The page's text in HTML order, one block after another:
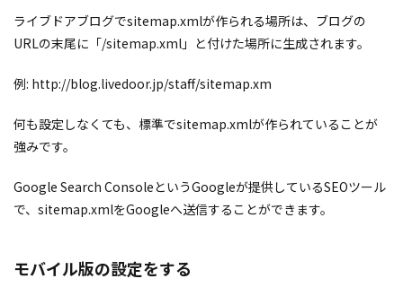
ライブドアブログでsitemap.xmlが作られる場所は、ブログの
URLの末尾に「/sitemap.xml」と付けた場所に生成されます。
例: http://blog.livedoor.jp/staff/sitemap.xm
何も設定しなくても、標準でsitemap.xmlが作られていることが
強みです。
Google Search ConsoleというGoogleが提供しているSEOツール
で、sitemap.xmlをGoogleへ送信することができます。
モバイル版の設定をする